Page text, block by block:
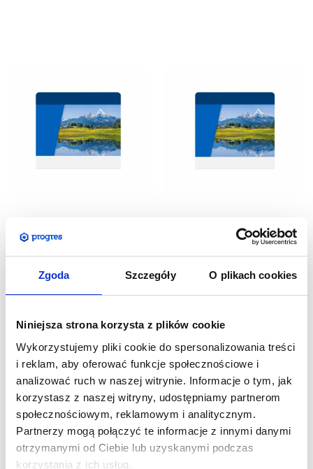
Zgoda Szczegóły O plikach cookies
Niniejsza strona korzysta z plików cookie
Wykorzystujemy pliki cookie do spersonalizowania treści
i reklam, aby oferować funkcje społecznościowe i
analizować ruch w naszej witrynie. Informacje o tym, jak
korzystasz z naszej witryny, udostępniamy partnerom
społecznościowym, reklamowym i analitycznym.
Partnerzy mogą połączyć te informacje z innymi danymi
otrzymanymi od Ciebie lub uzyskanymi podczas
korzystania z ich usług.
Printout for Straight
Fabric Backwall 240 x
240 cm
722,76zł
Printout for Straight
Fabric Backwall 200x240
cm
706,50zł